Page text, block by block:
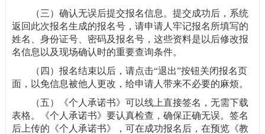
（三）确认无误后提交报名信息。提交成功后，系统
返回此次报名生成的报名号，请申请人牢记报名所填写的
姓名、身份证号、密码及报名号，这些资料是以后修改报
名信息以及现场确认时的重要查询条件。
（四）报名结束以后，请点击“退出”按钮关闭报名页
面，以免信息被他人更改，给申请人带来不必要的麻烦。
（五）《个人承诺书》可以线上直接签名，无需下载
表格。《个人承诺书》要认真检查，确保正确无误。签名
后上传的《个人承诺书》，可在成功报名后，在预览《教